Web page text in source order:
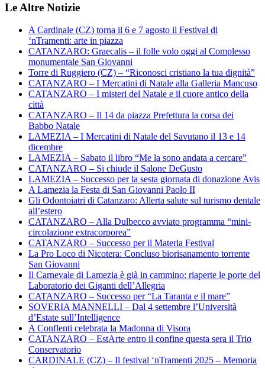
Le Altre Notizie
A Cardinale (CZ) torna il 6 e 7 agosto il Festival di
‘nTramenti: arte in piazza
CATANZARO: Graecalis – il folle volo oggi al Complesso
monumentale San Giovanni
Torre di Ruggiero (CZ) – “Riconosci cristiano la tua dignità”
CATANZARO – I Mercatini di Natale alla Galleria Mancuso
CATANZARO – I misteri del Natale e il cuore antico della
città
CATANZARO – Il 14 da piazza Prefettura la corsa dei
Babbo Natale
LAMEZIA – I Mercatini di Natale del Savutano il 13 e 14
dicembre
LAMEZIA – Sabato il libro “Me la sono andata a cercare”
CATANZARO – Si chiude il Salone DeGusto
LAMEZIA – Successo per la sesta giornata di donazione Avis
A Lamezia la Festa di San Giovanni Paolo II
Gli Odontoiatri di Catanzaro: Allerta salute sul turismo dentale
all’estero
CATANZARO – Alla Dulbecco avviato programma “mini-
circolazione extracorporea”
CATANZARO – Successo per il Materia Festival
La Pro Loco di Nicotera: Concluso biorisanamento torrente
San Giovanni
Il Carnevale di Lamezia è già in cammino: riaperte le porte del
Laboratorio dei Giganti dell’Allegria
CATANZARO – Successo per “La Taranta e il mare”
SOVERIA MANNELLI – Dal 4 settembre l’Università
d’Estate sull’Intelligence
A Conflenti celebrata la Madonna di Visora
CATANZARO – EstArte entro il confine questa sera il Trio
Conservatorio
CARDINALE (CZ) – Il festival ‘nTramenti 2025 – Memoria